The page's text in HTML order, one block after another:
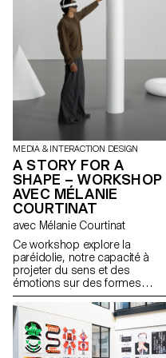
MEDIA & INTERACTION DESIGN
A STORY FOR A
SHAPE – WORKSHOP
AVEC MÉLANIE
COURTINAT
avec Mélanie Courtinat
Ce workshop explore la
paréidolie, notre capacité à
projeter du sens et des
émotions sur des formes
abstraites. À partir d'une
primitive géométrique (cube,
sphère, cône...), matrice
fondamentale de tout univers
numérique, les étudiant·e·s en